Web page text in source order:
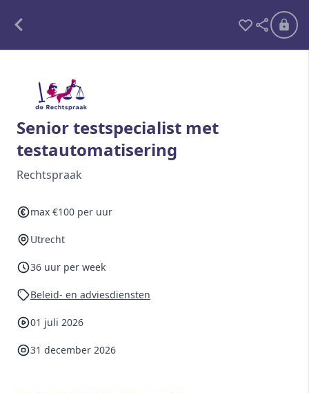
Freelance
Detachering
Interim opdrachten statistiek
Senior testspecialist met
testautomatisering
Rechtspraak
max €100 per uur
Utrecht
36 uur per week
Beleid- en adviesdiensten
01 juli 2026
31 december 2026